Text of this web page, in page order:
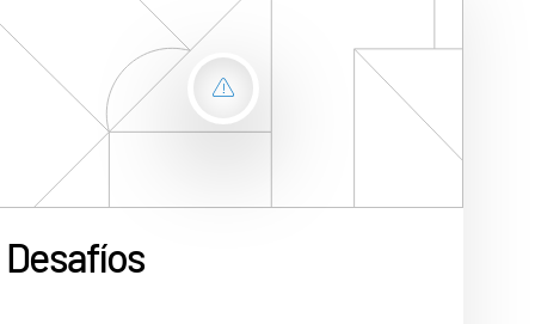
Sobre nosotros
Contáctanos
La empresa
English
Desafíos
Solución Intralinks
Resultados